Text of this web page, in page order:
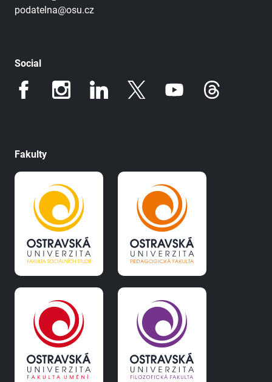
podatelna@osu.cz
Social
Fakulty